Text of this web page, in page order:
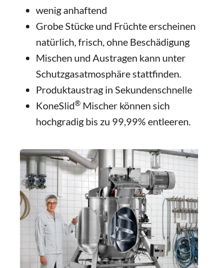
wenig anhaftend
Grobe Stücke und Früchte erscheinen
natürlich, frisch, ohne Beschädigung
Mischen und Austragen kann unter
Schutzgasatmosphäre stattfinden.
Produktaustrag in Sekundenschnelle
KoneSlid® Mischer können sich
hochgradig bis zu 99,99% entleeren.